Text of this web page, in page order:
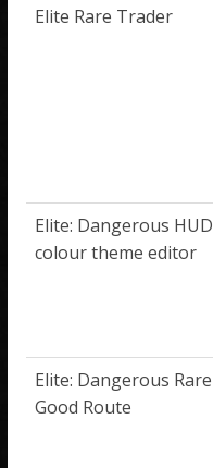
Elite Rare Trader
Elite: Dangerous HUD
colour theme editor
Elite: Dangerous Rare
Good Route